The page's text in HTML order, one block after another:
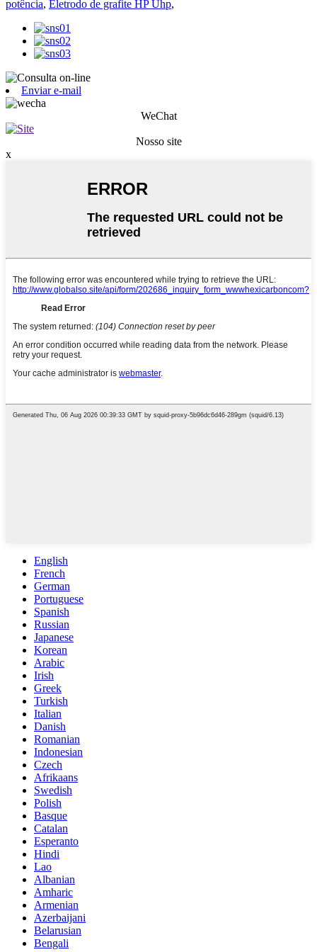
potência, Eletrodo de grafite HP Uhp,
Enviar e-mail
WeChat
Nosso site
x
English
French
German
Portuguese
Spanish
Russian
Japanese
Korean
Arabic
Irish
Greek
Turkish
Italian
Danish
Romanian
Indonesian
Czech
Afrikaans
Swedish
Polish
Basque
Catalan
Esperanto
Hindi
Lao
Albanian
Amharic
Armenian
Azerbaijani
Belarusian
Bengali